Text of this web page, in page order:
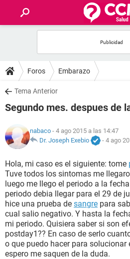
FOROS
SALUD
FAMILIA
NUTRICIÓN
BIENESTAR
SEXUALIDAD
GLOSARIO
Foros Embarazo
Tema Anterior
Segundo mes. despues de
nabaco - 4 ago 2015 a las 14:47
Dr. Joseph Exebio
- 4 ago
Hola, mi caso es el siguiente: tome
Tuve todos los sintomas me
luego me llego el periodo a la
periodo debia llegar para el 29 de
hice una prueba de sangre para
cual salio negativo. Y hasta la
mi periodo. Quisiera saber si son
postday1?? En caso de serlo
o que puedo hacer para solucionar
espero me saquen de la duda.